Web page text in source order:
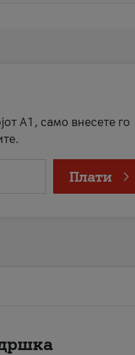
А1, само внесете го
Плати